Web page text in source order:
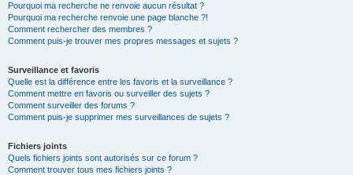
Pourquoi ma recherche ne renvoie aucun résultat ?
Pourquoi ma recherche renvoie une page blanche ?!
Comment rechercher des membres ?
Comment puis-je trouver mes propres messages et sujets ?
Surveillance et favoris
Quelle est la différence entre les favoris et la surveillance ?
Comment mettre en favoris ou surveiller des sujets ?
Comment surveiller des forums ?
Comment puis-je supprimer mes surveillances de sujets ?
Fichiers joints
Quels fichiers joints sont autorisés sur ce forum ?
Comment trouver tous mes fichiers joints ?